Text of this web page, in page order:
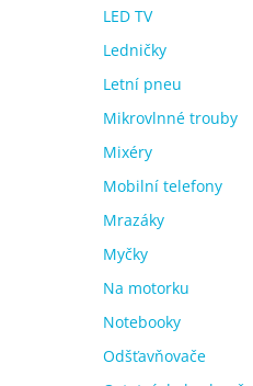
LED TV
Ledničky
Letní pneu
Mikrovlnné trouby
Mixéry
Mobilní telefony
Mrazáky
Myčky
Na motorku
Notebooky
Odšťavňovače